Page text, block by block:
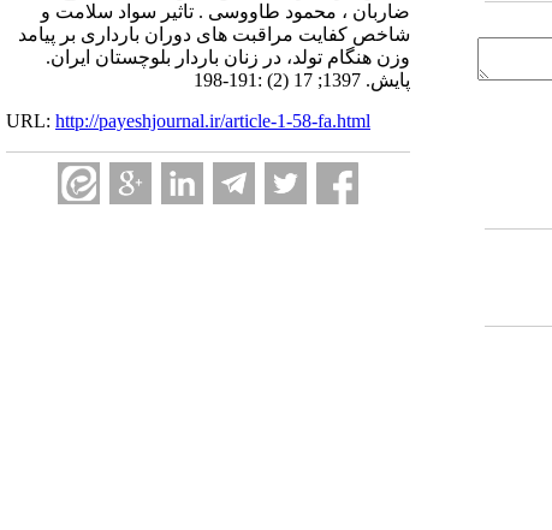
ضاربان ، محمود طاووسی . تاثیر سواد سلامت و
شاخص کفایت مراقبت های دوران بارداری بر پیامد
وزن هنگام تولد، در زنان باردار بلوچستان ایران.
پایش. 1397; 17 (2) :191-198
URL: http://payeshjournal.ir/article-1-58-fa.html